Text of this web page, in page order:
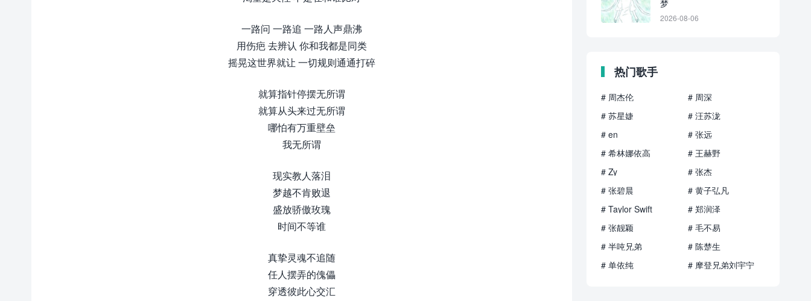
一路问 一路追 一路人声鼎沸
用伤疤 去辨认 你和我都是同类
摇晃这世界就让 一切规则通通打碎
就算指针停摆无所谓
就算从头来过无所谓
哪怕有万重壁垒
我无所谓
现实教人落泪
梦越不肯败退
盛放骄傲玫瑰
时间不等谁
真挚灵魂不追随
任人摆弄的傀儡
穿透彼此心交汇
梦
2026-08-06
热门歌手
# 周杰伦
# 周深
# 苏星婕
# 汪苏泷
# en
# 张远
# 希林娜依高
# 王赫野
# Zy
# 张杰
# 张碧晨
# 黄子弘凡
# Taylor Swift
# 郑润泽
# 张靓颖
# 毛不易
# 半吨兄弟
# 陈楚生
# 单依纯
# 摩登兄弟刘宇宁